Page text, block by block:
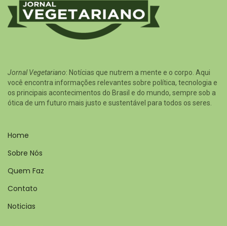
Jornal Vegetariano: Notícias que nutrem a mente e o corpo. Aqui
você encontra informações relevantes sobre política, tecnologia e
os principais acontecimentos do Brasil e do mundo, sempre sob a
ótica de um futuro mais justo e sustentável para todos os seres.
Home
Sobre Nós
Quem Faz
Contato
Noticias